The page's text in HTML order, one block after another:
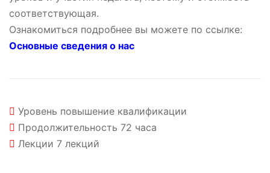
соответствующая.
Ознакомиться подробнее вы можете по ссылке:
Основные сведения о нас
Уровень повышение квалификации
Продолжительность 72 часа
Лекции 7 лекций